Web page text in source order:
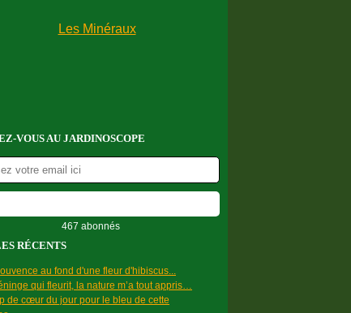
VOUS AU JARDINOSCOPE
467 abonnés
RÉCENTS
au fond d'une fleur d'hibiscus...
qui fleurit, la nature m’a tout appris…
de cœur du jour pour le bleu de cette